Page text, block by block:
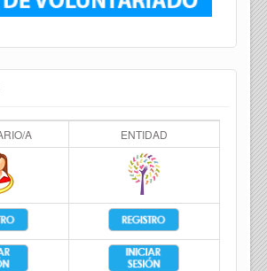
A ENTIDAD